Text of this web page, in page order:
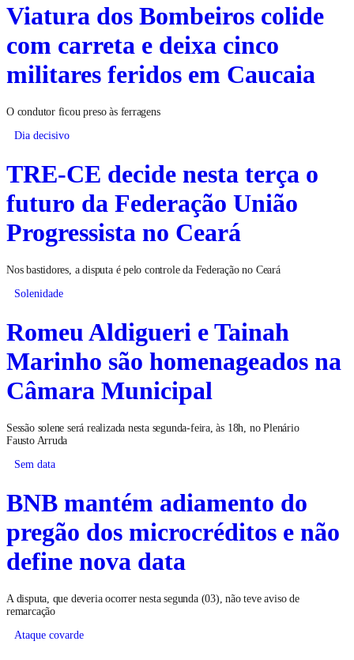
Viatura dos Bombeiros colide
com carreta e deixa cinco
militares feridos em Caucaia
O condutor ficou preso às ferragens
Dia decisivo
TRE-CE decide nesta terça o
futuro da Federação União
Progressista no Ceará
Nos bastidores, a disputa é pelo controle da Federação no Ceará
Solenidade
Romeu Aldigueri e Tainah
Marinho são homenageados na
Câmara Municipal
Sessão solene será realizada nesta segunda-feira, às 18h, no Plenário
Fausto Arruda
Sem data
BNB mantém adiamento do
pregão dos microcréditos e não
define nova data
A disputa, que deveria ocorrer nesta segunda (03), não teve aviso de
remarcação
Ataque covarde